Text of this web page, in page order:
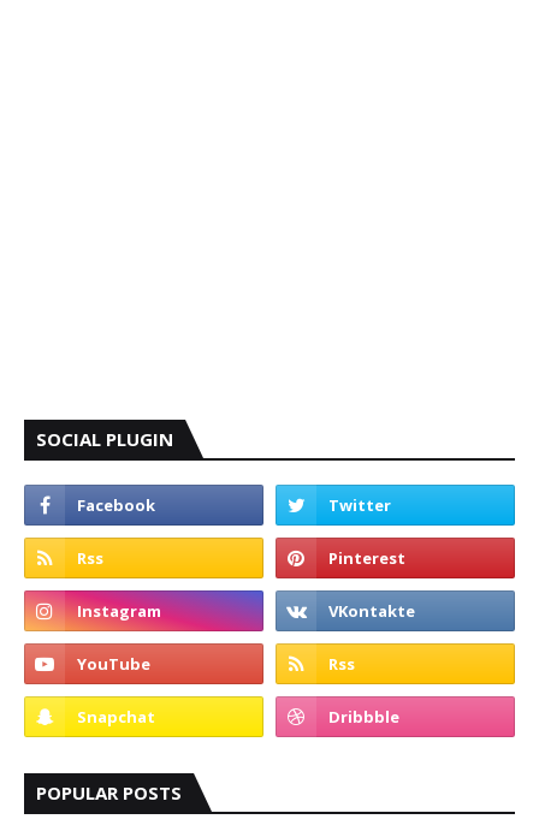
SOCIAL PLUGIN
POPULAR POSTS